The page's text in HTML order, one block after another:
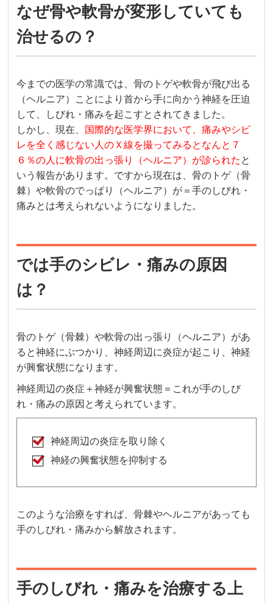
なぜ骨や軟骨が変形していても
治せるの？
今までの医学の常識では、骨のトゲや軟骨が飛び出る
（ヘルニア）ことにより首から手に向かう神経を圧迫
して、しびれ・痛みを起こすとされてきました。
しかし、現在、
国際的な医学界において、痛みやシビ
レを全く感じない人のＸ線を撮ってみるとなんと７
６％の人に軟骨の出っ張り（ヘルニア）が診られた と
いう報告があります。ですから現在は、骨のトゲ（骨
棘）や軟骨のでっぱり（ヘルニア）が＝手のしびれ・
痛みとは考えられないようになりました。
では手のシビレ・痛みの原因
は？
骨のトゲ（骨棘）や軟骨の出っ張り（ヘルニア）があ
ると神経にぶつかり、神経周辺に炎症が起こり、神経
が興奮状態になります。
神経周辺の炎症＋神経が興奮状態＝これが手のしび
れ・痛みの原因と考えられています。
神経周辺の炎症を取り除く
神経の興奮状態を抑制する
このような治療をすれば、骨棘やヘルニアがあっても
手のしびれ・痛みから解放されます。
手のしびれ・痛みを治療する上